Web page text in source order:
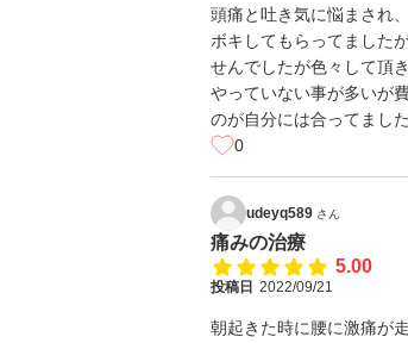
頭痛と吐き気に悩まされ
ボキしてもらってました
せんでしたが色々して頂
やっていない事が多いが
のが自分には合ってまし
0
udeyq589 さん
痛みの治療
5.00
投稿日 2022/09/21
朝起きた時に腰に激痛が